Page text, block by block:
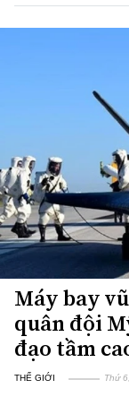
Máy bay
quân đội
đạo tầm
THẾ GIỚI Thứ